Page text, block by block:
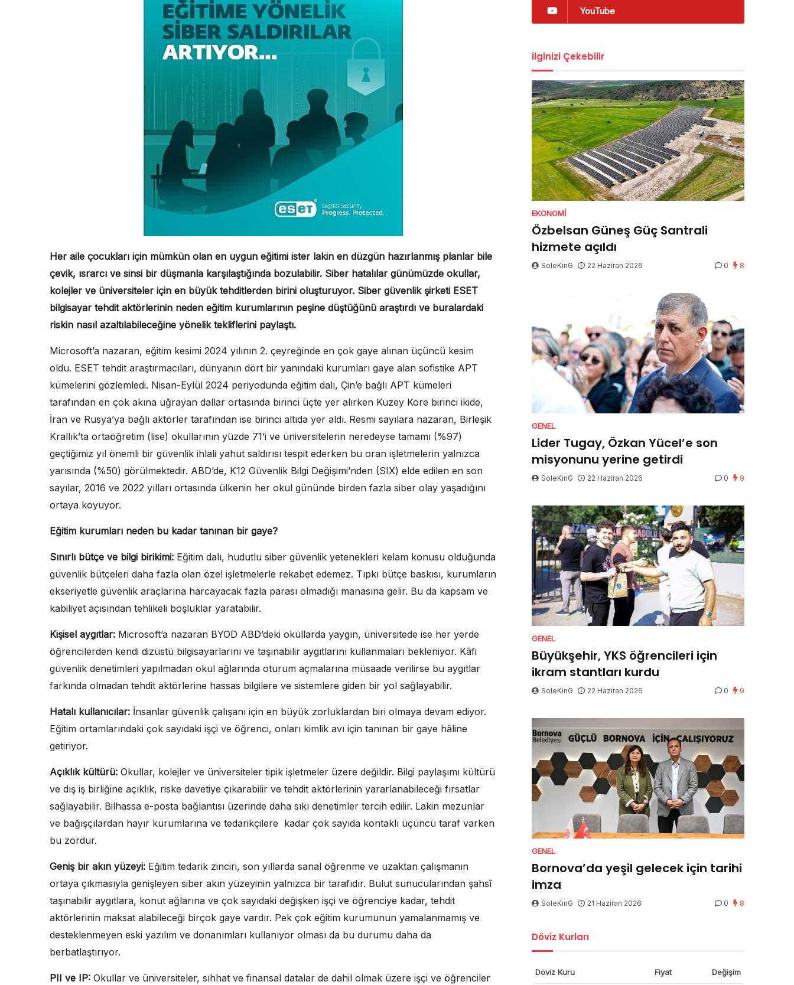
Her aile çocukları için mümkün olan en uygun eğitimi ister lakin en düzgün hazırlanmış planlar bile
çevik, ısrarcı ve sinsi bir düşmanla karşılaştığında bozulabilir. Siber hatalılar günümüzde okullar,
kolejler ve üniversiteler için en büyük tehditlerden birini oluşturuyor. Siber güvenlik şirketi ESET
bilgisayar tehdit aktörlerinin neden eğitim kurumlarının peşine düştüğünü araştırdı ve buralardaki
riskin nasıl azaltılabileceğine yönelik tekliflerini paylaştı.
Microsoft’a nazaran, eğitim kesimi 2024 yılının 2. çeyreğinde en çok gaye alınan üçüncü kesim
oldu. ESET tehdit araştırmacıları, dünyanın dört bir yanındaki kurumları gaye alan sofistike APT
kümelerini gözlemledi. Nisan-Eylül 2024 periyodunda eğitim dalı, Çin’e bağlı APT kümeleri
tarafından en çok akına uğrayan dallar ortasında birinci üçte yer alırken Kuzey Kore birinci ikide,
İran ve Rusya’ya bağlı aktörler tarafından ise birinci altıda yer aldı. Resmi sayılara nazaran, Birleşik
Krallık’ta ortaöğretim (lise) okullarının yüzde 71’i ve üniversitelerin neredeyse tamamı (%97)
geçtiğimiz yıl önemli bir güvenlik ihlali yahut saldırısı tespit ederken bu oran işletmelerin yalnızca
yarısında (%50) görülmektedir. ABD’de, K12 Güvenlik Bilgi Değişimi’nden (SIX) elde edilen en son
sayılar, 2016 ve 2022 yılları ortasında ülkenin her okul gününde birden fazla siber olay yaşadığını
ortaya koyuyor.
Eğitim kurumları neden bu kadar tanınan bir gaye?
Sınırlı bütçe ve bilgi birikimi: Eğitim dalı, hudutlu siber güvenlik yetenekleri kelam konusu olduğunda
güvenlik bütçeleri daha fazla olan özel işletmelerle rekabet edemez. Tıpkı bütçe baskısı, kurumların
ekseriyetle güvenlik araçlarına harcayacak fazla parası olmadığı manasına gelir. Bu da kapsam ve
kabiliyet açısından tehlikeli boşluklar yaratabilir.
Kişisel aygıtlar: Microsoft’a nazaran BYOD ABD’deki okullarda yaygın, üniversitede ise her yerde
öğrencilerden kendi dizüstü bilgisayarlarını ve taşınabilir aygıtlarını kullanmaları bekleniyor. Kâfi
güvenlik denetimleri yapılmadan okul ağlarında oturum açmalarına müsaade verilirse bu aygıtlar
farkında olmadan tehdit aktörlerine hassas bilgilere ve sistemlere giden bir yol sağlayabilir.
Hatalı kullanıcılar: İnsanlar güvenlik çalışanı için en büyük zorluklardan biri olmaya devam ediyor.
Eğitim ortamlarındaki çok sayıdaki işçi ve öğrenci, onları kimlik avı için tanınan bir gaye hâline
getiriyor.
Açıklık kültürü: Okullar, kolejler ve üniversiteler tipik işletmeler üzere değildir. Bilgi paylaşımı kültürü
ve dış iş birliğine açıklık, riske davetiye çıkarabilir ve tehdit aktörlerinin yararlanabileceği fırsatlar
sağlayabilir. Bilhassa e-posta bağlantısı üzerinde daha sıkı denetimler tercih edilir. Lakin mezunlar
ve bağışçılardan hayır kurumlarına ve tedarikçilere kadar çok sayıda kontaklı üçüncü taraf varken
bu zordur.
Geniş bir akın yüzeyi: Eğitim tedarik zinciri, son yıllarda sanal öğrenme ve uzaktan çalışmanın
ortaya çıkmasıyla genişleyen siber akın yüzeyinin yalnızca bir tarafıdır. Bulut sunucularından şahsî
taşınabilir aygıtlara, konut ağlarına ve çok sayıdaki değişken işçi ve öğrenciye kadar, tehdit
aktörlerinin maksat alabileceği birçok gaye vardır. Pek çok eğitim kurumunun yamalanmamış ve
desteklenmeyen eski yazılım ve donanımları kullanıyor olması da bu durumu daha da
berbatlaştırıyor.
PII ve IP: Okullar ve üniversiteler, sıhhat ve finansal datalar de dahil olmak üzere işçi ve öğrenciler
YouTube
İlginizi Çekebilir
EKONOMI
Özbelsan Güneş Güç Santrali
hizmete açıldı
SoleKinG 22 Haziran 2026 0 8
GENEL
Lider Tugay, Özkan Yücel’e son
misyonunu yerine getirdi
SoleKinG 22 Haziran 2026 0 9
GENEL
Büyükşehir, YKS öğrencileri için
ikram stantları kurdu
SoleKinG 22 Haziran 2026 0 9
GENEL
Bornova’da yeşil gelecek için tarihi
imza
SoleKinG 21 Haziran 2026 0 8
Döviz Kurları
Döviz Kuru Fiyat Değişim